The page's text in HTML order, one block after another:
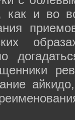
и во